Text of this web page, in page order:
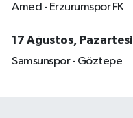
Amed - Erzurumspor FK
17 Ağustos, Pazartesi
Samsunspor - Göztepe